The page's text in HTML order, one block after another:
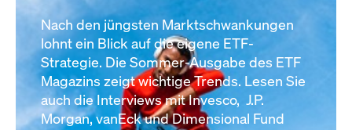
Nach den jüngsten Marktschwankungen
lohnt ein Blick auf die eigene ETF-
Strategie. Die Sommer-Ausgabe des ETF
Magazins zeigt wichtige Trends. Lesen Sie
auch die Interviews mit Invesco, J.P.
Morgan, vanEck und Dimensional Fund